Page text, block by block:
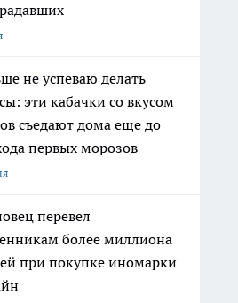
не успеваю делать
эти кабачки со вкусом
съедают дома еще до
первых морозов
перевел
более миллиона
при покупке иномарки